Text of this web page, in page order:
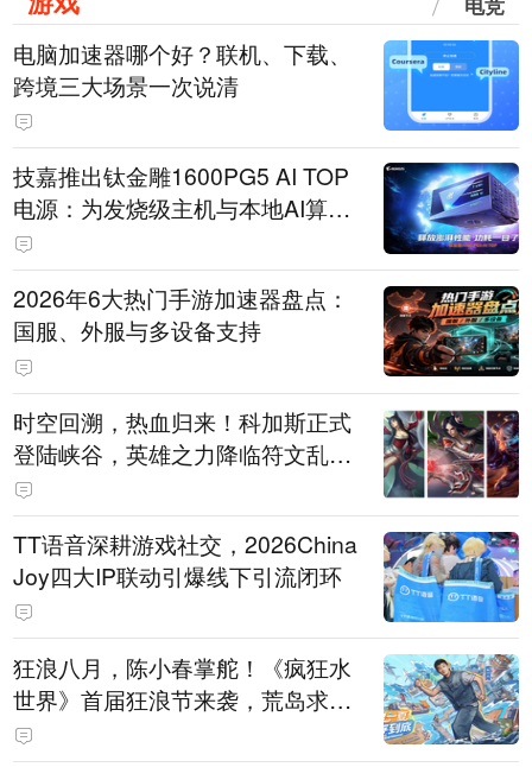
电脑加速器哪个好？联机、下载、
跨境三大场景一次说清
技嘉推出钛金雕1600PG5 AI TOP
电源：为发烧级主机与本地AI算力
打造旗舰供电方案
2026年6大热门手游加速器盘点：
国服、外服与多设备支持
时空回溯，热血归来！科加斯正式
登陆峡谷，英雄之力降临符文乱
斗！
TT语音深耕游戏社交，2026China
Joy四大IP联动引爆线下引流闭环
狂浪八月，陈小春掌舵！《疯狂水
世界》首届狂浪节来袭，荒岛求生
直播即将开启